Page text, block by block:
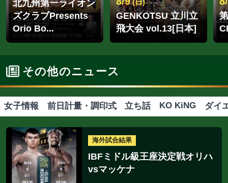
JBC OPBF WBO-AP WBA WBC IBF
WBAランキング
WBAバンタム級、
増田陸が新...
IBFラン
ユーリ阿久井政